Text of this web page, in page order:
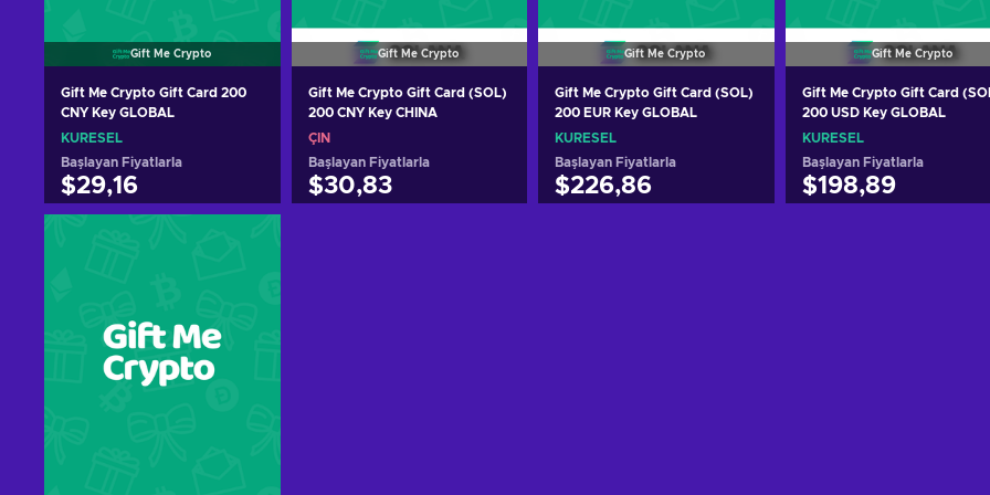
Gift Me Crypto
Gift Me Crypto Gift Card 200
CNY Key GLOBAL
KÜRESEL
Başlayan Fiyatlarla
$29,16
Gift Me Crypto
Gift Me Crypto Gift Card (SOL)
200 CNY Key CHINA
ÇIN
Başlayan Fiyatlarla
$30,83
Gift Me Crypto
Gift Me Crypto Gift Card (SOL)
200 EUR Key GLOBAL
KÜRESEL
Başlayan Fiyatlarla
$226,86
Gift Me Crypto
Gift Me Crypto Gift Card
200 USD Key GLOBAL
KÜRESEL
Başlayan Fiyatlarla
$198,89